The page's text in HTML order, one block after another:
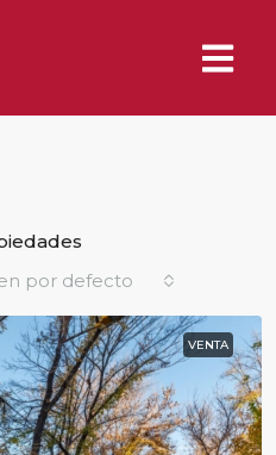
por defecto
VENTA